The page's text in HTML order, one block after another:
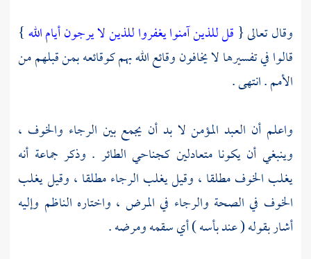
وقال تعالى { قل للذين آمنوا يغفروا للذين لا يرجون أيام الله}
قالوا في تفسيرها لا يخافون وقائع الله بهم كوقائعه بمن قبلهم من
الأمم . انتهى .
واعلم أن العبد المؤمن لا بد أن يجمع بين الرجاء والخوف ،
وينبغي أن يكونا متعادلين كجناحي الطائر . وذكر جماعة أنه
يغلب الخوف مطلقا ، وقيل يغلب الرجاء مطلقا ، وقيل يغلب
الخوف في الصحة والرجاء في المرض ، واختاره الناظم وإليه
أشار بقوله ( عند بأسه ) أي سقمه ومرضه .